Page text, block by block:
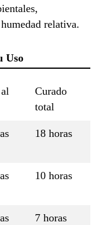
relativa.
Uso
Curado
total
18 horas
10 horas
7 horas